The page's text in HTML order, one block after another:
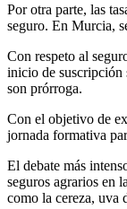
Por otra parte, las
seguro. En Murcia,
Con respeto al
inicio de suscripción
son prórroga.
Con el objetivo de
jornada formativa
El debate más
seguros agrarios en
como la cereza, uva